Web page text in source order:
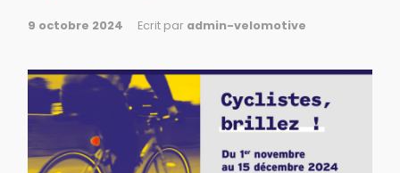
9 octobre 2024 Ecrit par admin-velomotive